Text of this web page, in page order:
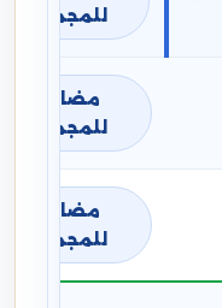
للمجموع
مضافة
للمجموع
مضافة
للمجموع